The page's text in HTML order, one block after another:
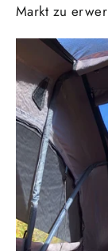
Markt zu